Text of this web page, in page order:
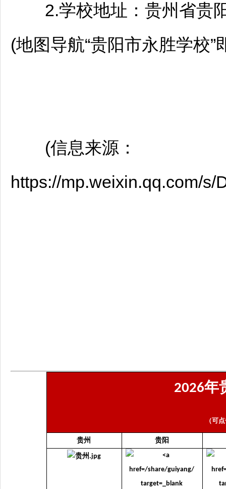
2.学校地址：贵州省贵
(地图导航“贵阳市永胜学校”
(信息来源：
https://mp.weixin.qq.com/
2026年
（可
贵州 贵阳